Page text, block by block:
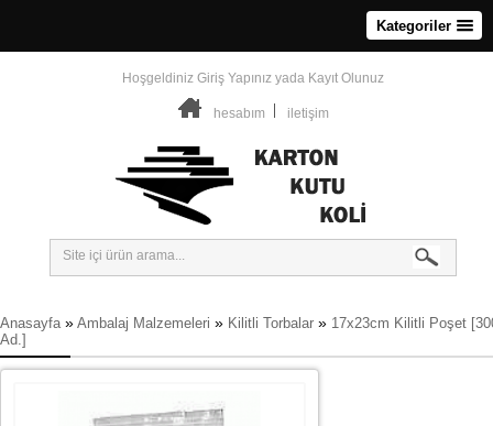
Kategoriler
Hoşgeldiniz Giriş Yapınız yada Kayıt Olunuz
hesabım iletişim
Anasayfa » Ambalaj Malzemeleri » Kilitli Torbalar » 17x23cm Kilitli Poşet
Ad.]